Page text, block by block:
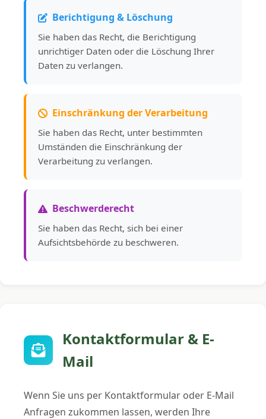
Berichtigung & Löschung
Sie haben das Recht, die Berichtigung
unrichtiger Daten oder die Löschung Ihrer
Daten zu verlangen.
Einschränkung der Verarbeitung
Sie haben das Recht, unter bestimmten
Umständen die Einschränkung der
Verarbeitung zu verlangen.
Beschwerderecht
Sie haben das Recht, sich bei einer
Aufsichtsbehörde zu beschweren.
Kontaktformular & E-
Mail
Wenn Sie uns per Kontaktformular oder E-Mail
Anfragen zukommen lassen, werden Ihre